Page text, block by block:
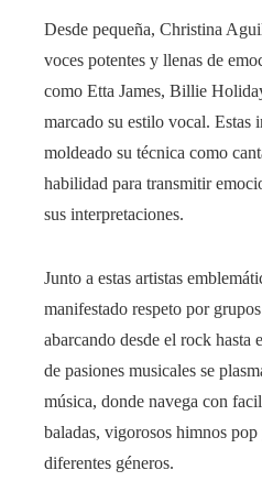
Desde pequeña, Christina
voces potentes y llenas de
como Etta James, Billie
marcado su estilo vocal. Estas
moldeado su técnica como
habilidad para transmitir
sus interpretaciones.
Junto a estas artistas
manifestado respeto por
abarcando desde el rock hasta
de pasiones musicales se
música, donde navega con
baladas, vigorosos himnos
diferentes géneros.